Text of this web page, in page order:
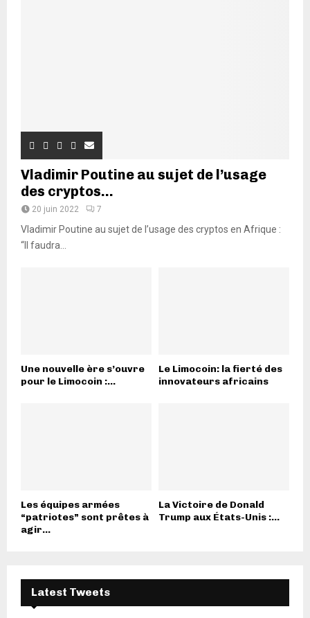
Vladimir Poutine au sujet de l’usage
des cryptos...
20 juin 2022 7
Vladimir Poutine au sujet de l’usage des cryptos en Afrique :
“Il faudra...
Une nouvelle ère s’ouvre
pour le Limocoin :...
Le Limocoin: la fierté des
innovateurs africains
Les équipes armées
“patriotes” sont prêtes à
agir...
La Victoire de Donald
Trump aux États-Unis :...
Latest Tweets